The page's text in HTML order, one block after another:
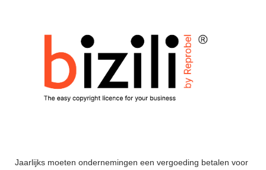
Lid worden
Webshop
Jaarlijks moeten ondernemingen een vergoeding betalen voor